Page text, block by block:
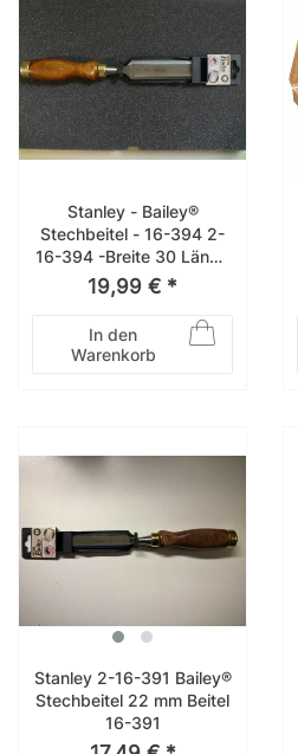
Stanley - Bailey®
Stechbeitel - 16-394 2-
16-394 -Breite 30 Länge
60 mm
19,99 € *
In den
Warenkorb
Stanley 2-16-391 Bailey®
Stechbeitel 22 mm Beitel
16-391